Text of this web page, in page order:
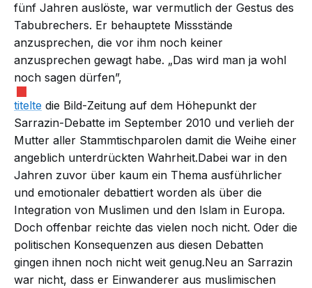
fünf Jahren auslöste, war vermutlich der Gestus des
Tabubrechers. Er behauptete Missstände
anzusprechen, die vor ihm noch keiner
anzusprechen gewagt habe. „Das wird man ja wohl
noch sagen dürfen”,
titelte die Bild-Zeitung auf dem Höhepunkt der
Sarrazin-Debatte im September 2010 und verlieh der
Mutter aller Stammtischparolen damit die Weihe einer
angeblich unterdrückten Wahrheit.Dabei war in den
Jahren zuvor über kaum ein Thema ausführlicher
und emotionaler debattiert worden als über die
Integration von Muslimen und den Islam in Europa.
Doch offenbar reichte das vielen noch nicht. Oder die
politischen Konsequenzen aus diesen Debatten
gingen ihnen noch nicht weit genug.Neu an Sarrazin
war nicht, dass er Einwanderer aus muslimischen